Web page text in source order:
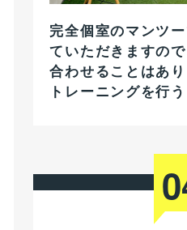
完全個室のマンツ
ていただきますの
合わせることはあ
トレーニングを行